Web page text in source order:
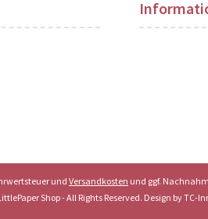
undVersandkosten und ggf.
Shop - All Rights Reserved. Design byTC-